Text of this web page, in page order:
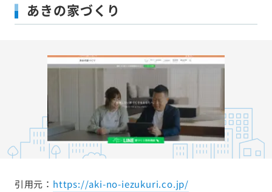
あきの家づくり
引用元： https://aki-no-iezukuri.co.jp/